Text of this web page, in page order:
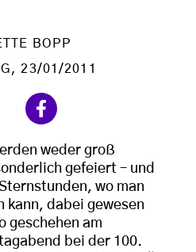
BOPP
, 23/01/2011
weder groß
gefeiert – und
wo man
kann, dabei gewesen
geschehen am
bei der 100.